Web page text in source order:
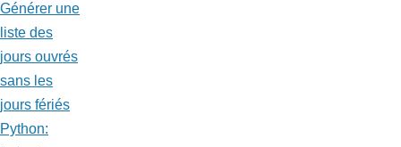
Générer une
liste des
jours ouvrés
sans les
jours fériés
Python: